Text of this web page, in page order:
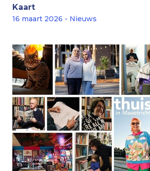
Kaart
16 maart 2026 - Nieuws